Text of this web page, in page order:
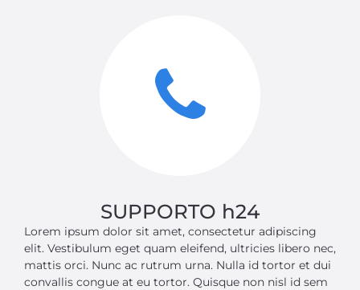
SUPPORTO h24
Lorem ipsum dolor sit amet, consectetur adipiscing
elit. Vestibulum eget quam eleifend, ultricies libero nec,
mattis orci. Nunc ac rutrum urna. Nulla id tortor et dui
convallis congue at eu tortor. Quisque non nisl id sem